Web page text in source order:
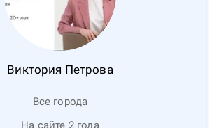
Виктория Петрова
Все города
На сайте 2 года